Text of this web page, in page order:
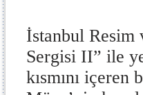
İstanbul
Sergisi II” ile
kısmını içeren